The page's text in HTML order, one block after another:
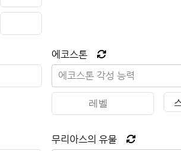
에코스톤
에코스톤 각성 능력
무리아스의 유물